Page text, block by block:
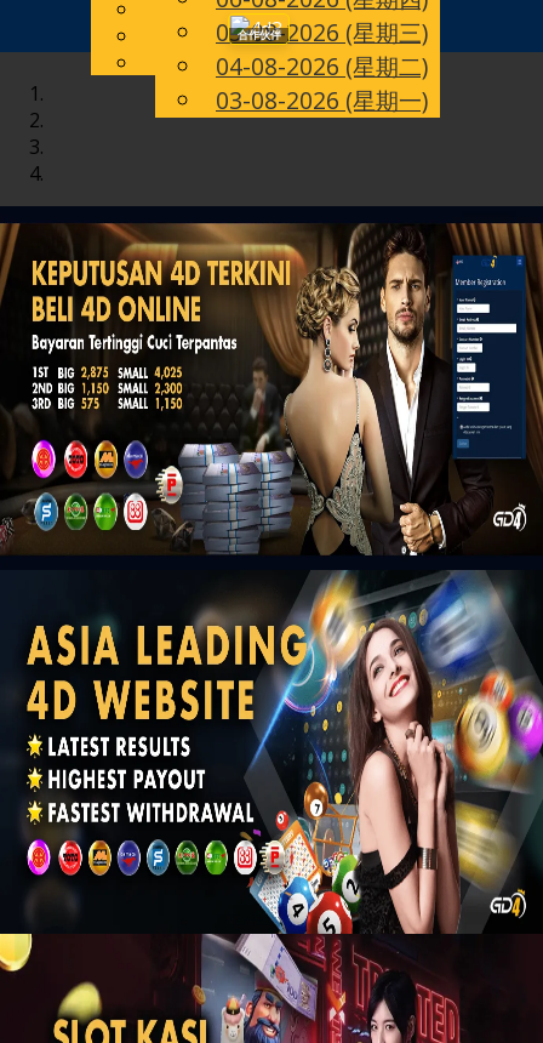
CN
English
Chinese
Malay
05-08-2026 (星期三)
04-08-2026 (星期二)
03-08-2026 (星期一)
合作伙伴
Toggle
navigation